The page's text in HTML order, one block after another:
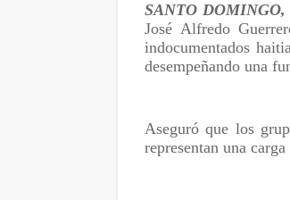
SANTO
José Alfredo
indocumentados
desempeñando una
Aseguró que los
representan una